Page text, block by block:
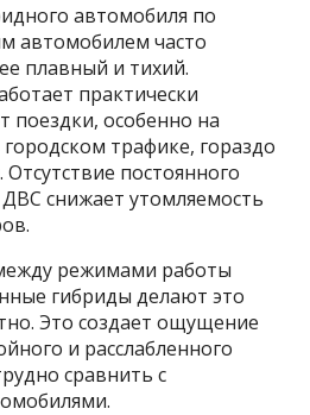
автомобиля по
автомобилем часто
плавный и тихий.
практически
поездки, особенно на
городском трафике, гораздо
постоянного
снижает утомляемость
режимами работы
гибриды делают это
Это создает ощущение
и расслабленного
сравнить с